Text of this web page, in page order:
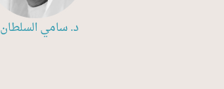
د. سامي السلطان